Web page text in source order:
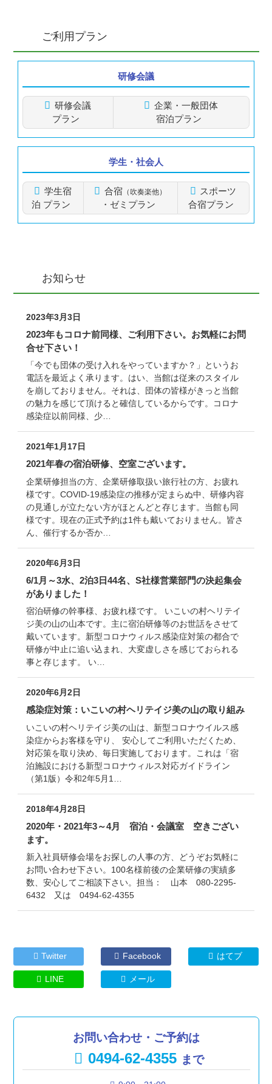
ご利用プラン
研修会議
研修会議
プラン
企業・一般団体
宿泊プラン
学生・社会人
学生宿
泊 プラン
合宿 （吹奏楽他）
・ゼミ プラン
スポーツ
合宿プラン
お知らせ
2023年3月3日
2023年もコロナ前同様、ご利用下さい。お気軽にお問
合せ下さい！
「今でも団体の受け入れをやっていますか？」というお
電話を最近よく承ります。はい、当館は従来のスタイル
を崩しておりません。それは、団体の皆様がきっと当館
の魅力を感じて頂けると確信しているからです。コロナ
感染症以前同様、少…
2021年1月17日
2021年春の宿泊研修、空室ございます。
企業研修担当の方、企業研修取扱い旅行社の方、お疲れ
様です。COVID-19感染症の推移が定まらぬ中、研修内容
の見通しが立たない方がほとんどと存じます。当館も同
様です。現在の正式予約は1件も戴いておりません。皆さ
ん、催行するか否か…
2020年6月3日
6/1月～3水、2泊3日44名、S社様営業部門の決起集会
がありました！
宿泊研修の幹事様、お疲れ様です。 いこいの村ヘリテイ
ジ美の山の山本です。主に宿泊研修等のお世話をさせて
戴いています。新型コロナウィルス感染症対策の都合で
研修が中止に追い込まれ、大変虚しさを感じておられる
事と存じます。 い…
2020年6月2日
感染症対策：いこいの村ヘリテイジ美の山の取り組み
いこいの村ヘリテイジ美の山は、新型コロナウイルス感
染症からお客様を守り、 安心してご利用いただくため、
対応策を取り決め、毎日実施しております。これは「宿
泊施設における新型コロナウィルス対応ガイドライン
（第1版）令和2年5月1…
2018年4月28日
2020年・2021年3～4月 宿泊・会議室 空きござい
ます。
新入社員研修会場をお探しの人事の方、どうぞお気軽に
お問い合わせ下さい。100名様前後の企業研修の実績多
数、安心してご相談下さい。担当： 山本 080-2295-
6432 又は 0494-62-4355
Twitter Facebook はてブ
LINE メール
お問い合わせ・ご予約は
0494-62-4355 まで